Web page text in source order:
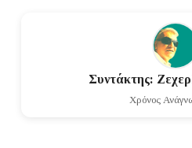
Συντάκτης:
Χρόνος